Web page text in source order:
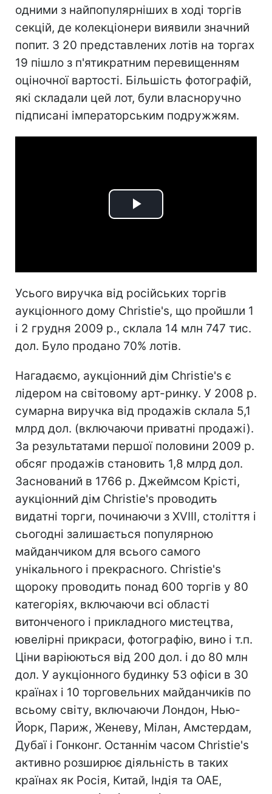
одними з найпопулярніших в ході торгів
секцій, де колекціонери виявили значний
попит. З 20 представлених лотів на торгах
19 пішло з п'ятикратним перевищенням
оціночної вартості. Більшість фотографій,
які складали цей лот, були власноручно
підписані імператорським подружжям.
Play
Усього виручка від російських торгів
аукціонного дому Christie's, що пройшли 1
і 2 грудня 2009 р., склала 14 млн 747 тис.
дол. Було продано 70% лотів.
Нагадаємо, аукціонний дім Christie's є
лідером на світовому арт-ринку. У 2008 р.
сумарна виручка від продажів склала 5,1
млрд дол. (включаючи приватні продажі).
За результатами першої половини 2009 р.
обсяг продажів становить 1,8 млрд дол.
Заснований в 1766 р. Джеймсом Крісті,
аукціонний дім Christie's проводить
видатні торги, починаючи з XVIII, століття і
сьогодні залишається популярною
майданчиком для всього самого
унікального і прекрасного. Christie's
щороку проводить понад 600 торгів у 80
категоріях, включаючи всі області
витонченого і прикладного мистецтва,
ювелірні прикраси, фотографію, вино і т.п.
Ціни варіюються від 200 дол. і до 80 млн
дол. У аукціонного будинку 53 офіси в 30
країнах і 10 торговельних майданчиків по
всьому світу, включаючи Лондон, Нью-
Йорк, Париж, Женеву, Мілан, Амстердам,
Дубаї і Гонконг. Останнім часом Christie's
активно розширює діяльність в таких
країнах як Росія, Китай, Індія та ОАЕ,